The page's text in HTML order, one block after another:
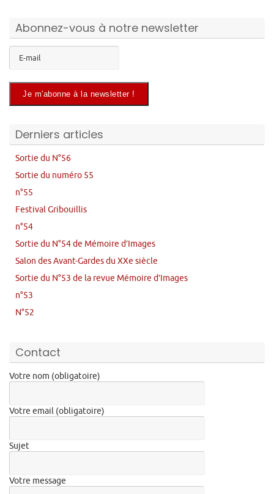
Abonnez-vous à notre newsletter
Derniers articles
Sortie du N°56
Sortie du numéro 55
n°55
Festival Gribouillis
n°54
Sortie du N°54 de Mémoire d’Images
Salon des Avant-Gardes du XXe siècle
Sortie du N°53 de la revue Mémoire d’Images
n°53
N°52
Contact
Votre nom (obligatoire)
Votre email (obligatoire)
Sujet
Votre message